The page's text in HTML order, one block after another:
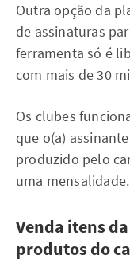
Outra opção da
de assinaturas
ferramenta só é
com mais de 30
Os clubes
que o(a)
produzido pelo
uma mensalidade.
Venda itens
produtos do